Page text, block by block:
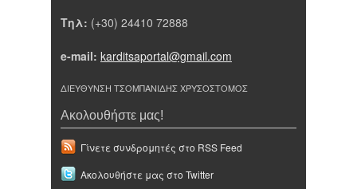
Τηλ: (+30) 24410 72888
e-mail: karditsaportal@gmail.com
ΔΙΕΥΘΥΝΣΗ ΤΣΟΜΠΑΝΙΔΗΣ ΧΡΥΣΟΣΤΟΜΟΣ
Ακολουθήστε μας!
Γίνετε συνδρομητές στο RSS Feed
Ακολουθήστε μας στο Twitter